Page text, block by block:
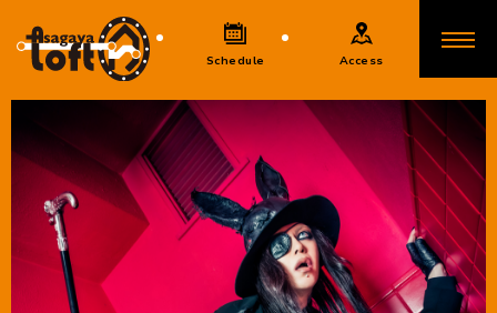
Schedule Access